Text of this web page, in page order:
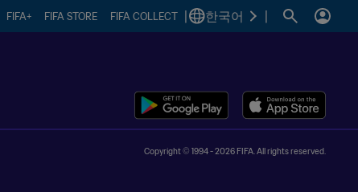
FIFA+ FIFA STORE FIFA COLLECT 한국어
Copyright © 1994 - 2026 FIFA. All rights reserved.